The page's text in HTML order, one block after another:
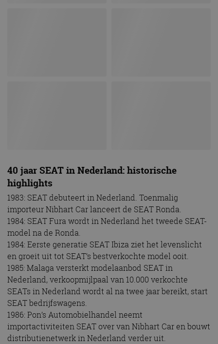
40 jaar SEAT in Nederland: historische
highlights
1983: SEAT debuteert in Nederland. Toenmalig
importeur Nibhart Car lanceert de SEAT Ronda.
1984: SEAT Fura wordt in Nederland het tweede SEAT-
model na de Ronda.
1984: Eerste generatie SEAT Ibiza ziet het levenslicht
en groeit uit tot SEAT’s bestverkochte model ooit.
1985: Malaga versterkt modelaanbod SEAT in
Nederland, verkoopmijlpaal van 10.000 verkochte
SEATs in Nederland wordt al na twee jaar bereikt, start
SEAT bedrijfswagens.
1986: Pon’s Automobielhandel neemt
importactiviteiten SEAT over van Nibhart Car en bouwt
distributienetwerk in Nederland verder uit.